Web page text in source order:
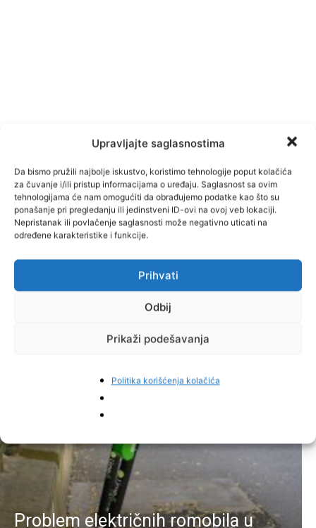
Upravljajte saglasnostima
Da bismo pružili najbolje iskustvo, koristimo tehnologije poput kolačića
za čuvanje i/ili pristup informacijama o uređaju. Saglasnost sa ovim
tehnologijama će nam omogućiti da obrađujemo podatke kao što su
ponašanje pri pregledanju ili jedinstveni ID-ovi na ovoj veb lokaciji.
Nepristanak ili povlačenje saglasnosti može negativno uticati na
određene karakteristike i funkcije.
Prihvati
Odbij
Prikaži podešavanja
Politika korišćenja kolačića
Pinterest
Najnovije vijesti
Problem električnih romobila u